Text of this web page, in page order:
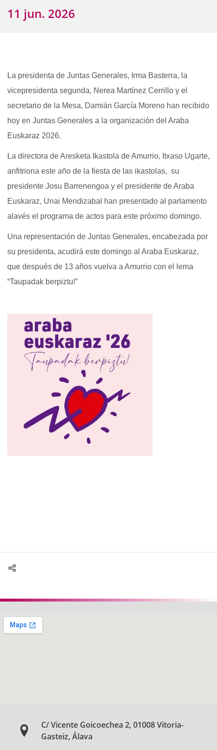
11 jun. 2026
La presidenta de Juntas Generales, Irma Basterra, la
vicepresidenta segunda, Nerea Martínez Cerrillo y el
secretario de la Mesa, Damián García Moreno han recibido
hoy en Juntas Generales a la organización del Araba
Euskaraz 2026.
La directora de Aresketa Ikastola de Amurrio, Itxaso Ugarte,
anfitriona este año de la fiesta de las ikastolas, su
presidente Josu Barrenengoa y el presidente de Araba
Euskaraz, Unai Mendizabal han presentado al parlamento
alavés el programa de actos para este próximo domingo.
Una representación de Juntas Generales, encabezada por
su presidenta, acudirá este domingo al Araba Euskaraz,
que después de 13 años vuelva a Amurrio con el lema
“Taupadak berpiztu!”
C/ Vicente Goicoechea 2, 01008 Vitoria-
Gasteiz, Álava